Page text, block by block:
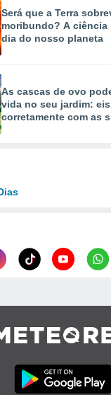
Será que a Terra
moribundo? A ciência
dia do nosso planeta
As cascas de ovo
vida no seu jardim:
corretamente com as